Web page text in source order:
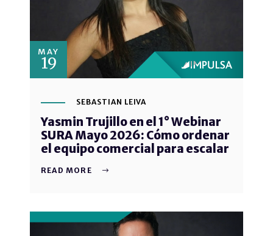
MAY
19
SEBASTIAN LEIVA
Yasmin Trujillo en el 1° Webinar
SURA Mayo 2026: Cómo ordenar
el equipo comercial para escalar
READ MORE